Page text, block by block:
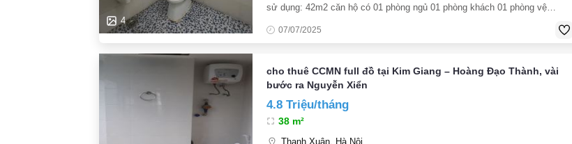
4
sử dụng: 42m2 căn hộ có 01 phòng ngủ 01 phòng khách 01 phòng vệ
tiện gia thông ... điện
07/07/2025
cho thuê CCMN full đồ tại Kim Giang – Hoàng Đạo Thành, vài
bước ra Nguyễn Xiển
4.8 Triệu/tháng
38 m²
Thanh Xuân, Hà Nội